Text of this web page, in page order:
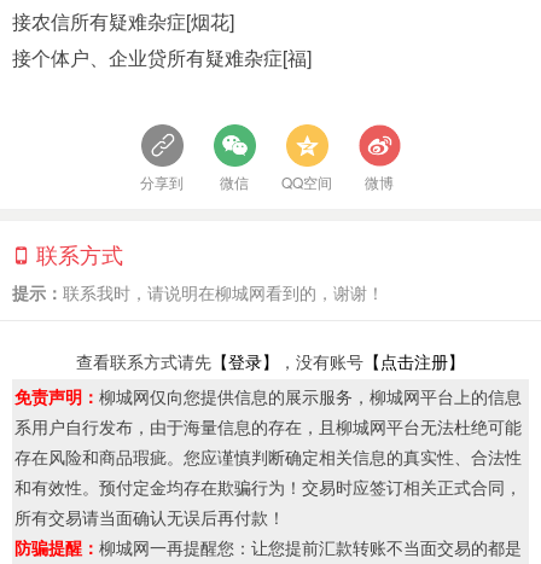
接农信所有疑难杂症[烟花]
接个体户、企业贷所有疑难杂症[福]
分享到 微信 QQ空间 微博
联系方式
提示： 联系我时，请说明在柳城网看到的，谢谢！
查看联系方式请先 【登录】 ，没有账号 【点击注册】
免责声明： 柳城网仅向您提供信息的展示服务，柳城网平台上的信息
系用户自行发布，由于海量信息的存在，且柳城网平台无法杜绝可能
存在风险和商品瑕疵。您应谨慎判断确定相关信息的真实性、合法性
和有效性。预付定金均存在欺骗行为！交易时应签订相关正式合同，
所有交易请当面确认无误后再付款！
防骗提醒： 柳城网一再提醒您：让您提前汇款转账不当面交易的都是